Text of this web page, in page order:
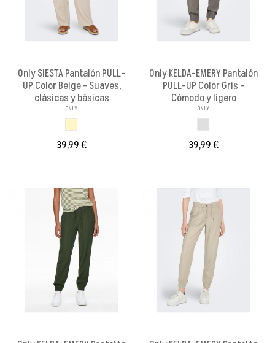
Only SIESTA Pantalón PULL-
UP Color Beige - Suaves,
clásicas y básicas
ONLY
39,99 €
Only KELDA-EMERY Pantalón
PULL-UP Color Gris -
Cómodo y ligero
ONLY
39,99 €